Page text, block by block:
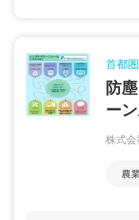
首都
防
ー
株式会
農